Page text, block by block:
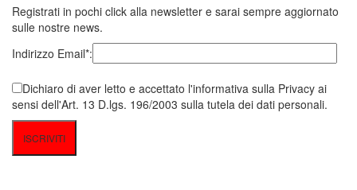
Registrati in pochi click alla newsletter e sarai sempre aggiornato
sulle nostre news.
Indirizzo Email*:
Dichiaro di aver letto e accettato l'informativa sulla Privacy ai
sensi dell'Art. 13 D.lgs. 196/2003 sulla tutela dei dati personali.